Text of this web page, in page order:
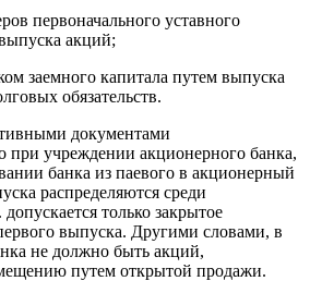
первоначального уставного
акций;
заемного капитала путем выпуска
обязательств.
документами
при учреждении акционерного банка,
банка из паевого в акционерный
распределяются среди
только закрытое
выпуска. Другими словами, в
не должно быть акций,
путем открытой продажи.